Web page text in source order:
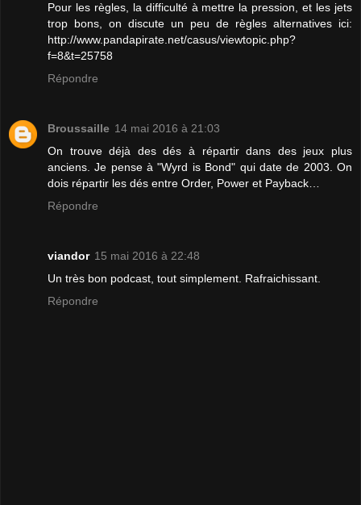
Pour les règles, la difficulté à mettre la pression, et les jets
trop bons, on discute un peu de règles alternatives ici:
http://www.pandapirate.net/casus/viewtopic.php?
f=8&t=25758
Répondre
Broussaille 14 mai 2016 à 21:03
On trouve déjà des dés à répartir dans des jeux plus
anciens. Je pense à "Wyrd is Bond" qui date de 2003. On
dois répartir les dés entre Order, Power et Payback…
Répondre
viandor 15 mai 2016 à 22:48
Un très bon podcast, tout simplement. Rafraichissant.
Répondre